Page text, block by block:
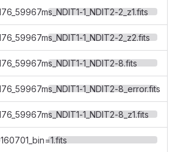
1_NDIT2-2_z1.fits
1_NDIT2-2_z2.fits
1_NDIT2-8.fits
1_NDIT2-8_error.fits
1_NDIT2-8_z1.fits